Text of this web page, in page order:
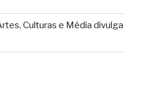
Culturas e Média divulga